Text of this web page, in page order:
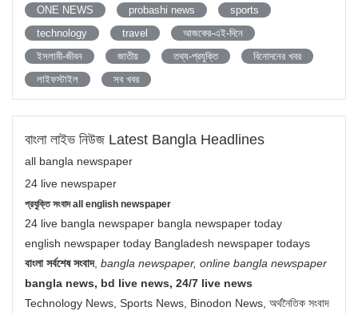
ONE NEWS
probashi news
sports
technology
travel
আজকের-এই-দিনে
ইসলামী-জীবন
জাতীয় তথ্য-প্রযুক্তি
বিনোদনের খবর
লাইফস্টাইল
সব খবর
বাংলা লাইভ নিউজ Latest Bangla Headlines
all bangla newspaper
24 live newspaper
প্রযুক্তি সংবাদ all english newspaper
24 live bangla newspaper bangla newspaper today
english newspaper today Bangladesh newspaper todays
বাংলা সর্বশেষ সংবাদ, bangla newspaper, online bangla newspaper
bangla news, bd live news, 24/7 live news
Technology News, Sports News, Binodon News, অর্থনৈতিক সংবাদ